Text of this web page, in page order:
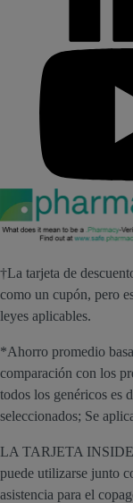
†La tarjeta de
como un cupón, pero
leyes aplicables.
*Ahorro promedio
comparación con los
todos los genéricos es
seleccionados; Se
LA TARJETA
puede utilizarse junto
asistencia para el